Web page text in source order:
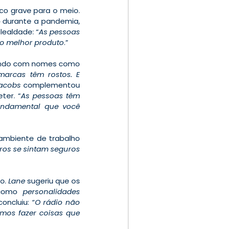
grave para o meio.
durante a pandemia,
“As pessoas
melhor produto.”
com nomes como
têm rostos. E
complementou
“As pessoas têm
que você
de trabalho
se sintam seguros
Lane sugeriu que os
personalidades
“O rádio não
fazer coisas que